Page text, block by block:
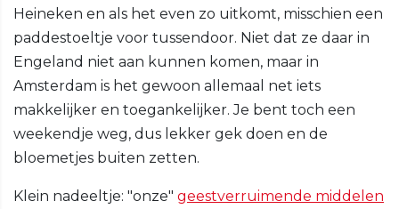
Heineken en als het even zo uitkomt, misschien een
paddestoeltje voor tussendoor. Niet dat ze daar in
Engeland niet aan kunnen komen, maar in
Amsterdam is het gewoon allemaal net iets
makkelijker en toegankelijker. Je bent toch een
weekendje weg, dus lekker gek doen en de
bloemetjes buiten zetten.
Klein nadeeltje: "onze" geestverruimende middelen